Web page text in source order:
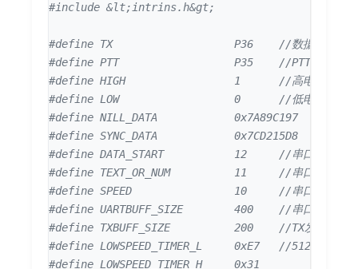
#include &lt;intrins.h&gt;
#define TX                   P36
#define PTT                  P35
#define HIGH                 1
#define LOW                  0
#define NILL_DATA            0x7A89C197
#define SYNC_DATA            0x7CD215D8
#define DATA_START           12
#define TEXT_OR_NUM          11
#define SPEED                10
#define UARTBUFF_SIZE        400
#define TXBUFF_SIZE          200
#define LOWSPEED_TIMER_L     0xE7